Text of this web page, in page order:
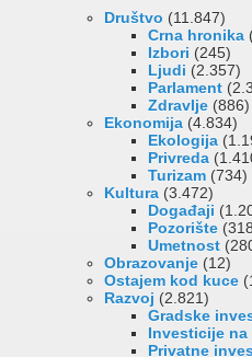
Društvo (11.847)
Crna hronika
Izbori (245)
Ljudi (2.357)
Parlament
Zdravlje (886)
Ekonomija (4.834)
Ekologija
Privreda
Turizam (734)
Kultura (3.472)
Događaji
Pozorište
Umetnost
Obrazovanje (12)
Ostajem kod kuce
Razvoj (2.821)
Gradske
Investicije na
Privatne